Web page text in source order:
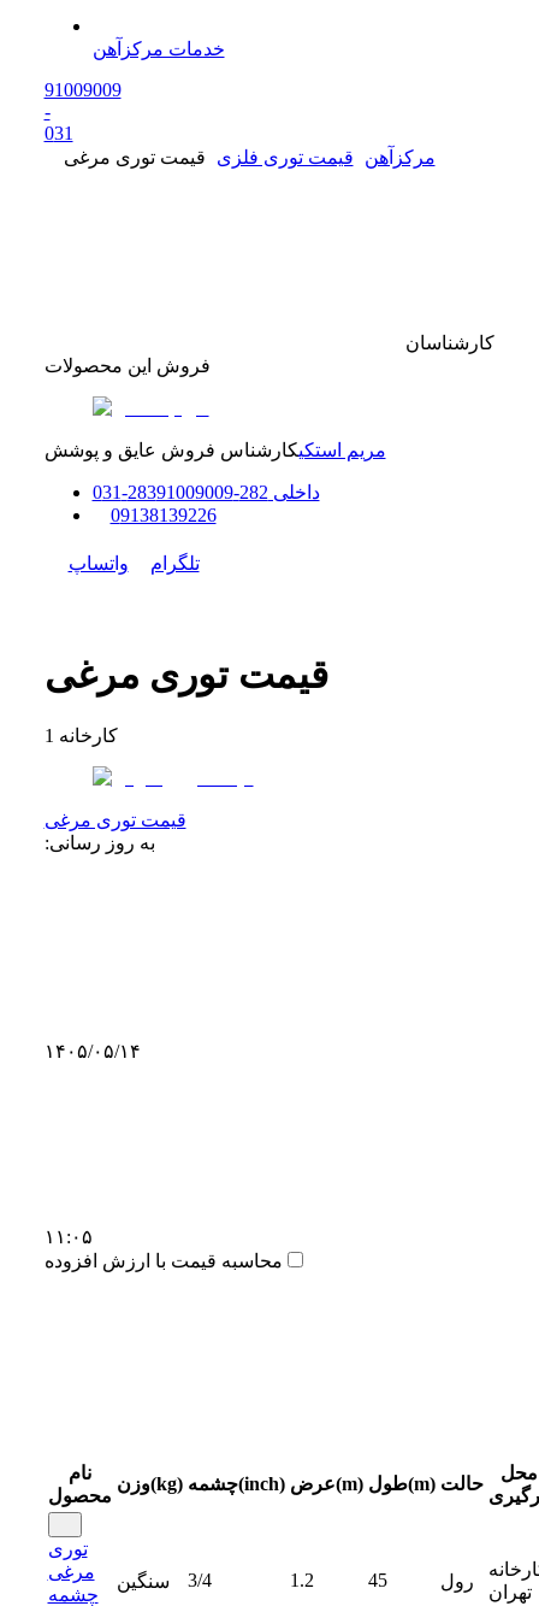
خدمات مرکزآهن
91009009
-
031
مرکزآهن
قیمت توری فلزی قیمت توری مرغی
قیمت توری مرغی
1 کارخانه
قیمت توری مرغی
به روز رسانی:
۱۴۰۵/۰۵/۱۴
۱۱:۰۵
محاسبه قیمت با ارزش افزوده
نام
محصول
وزن(kg) چشمه(inch) عرض(m) طول(m) حالت
محل
توری
مرغی
چشمه
سنگین 3/4 1.2 45 رول
تهران
کارشناسان
فروش این محصولات
مریم استکیکارشناس فروش عایق و پوشش
داخلی 282-283
91009009
-
031
09138139226
تلگرام واتساپ